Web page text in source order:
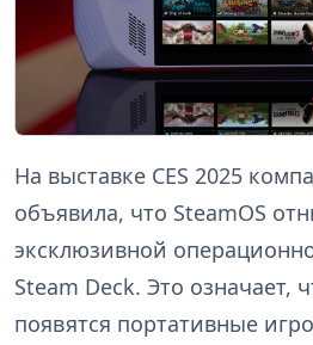
На выставке CES 2025
объявила, что SteamOS
эксклюзивной
Steam Deck. Это означает,
появятся портативные